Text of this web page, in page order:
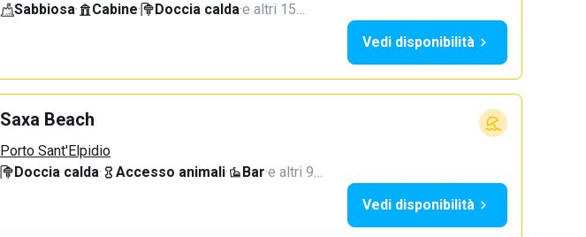
Sabbiosa· Cabine· Doccia calda·e altri 15…
Vedi disponibilità
Saxa Beach
Porto Sant'Elpidio
Doccia calda· Accesso animali· Bar·e altri 9…
Vedi disponibilità